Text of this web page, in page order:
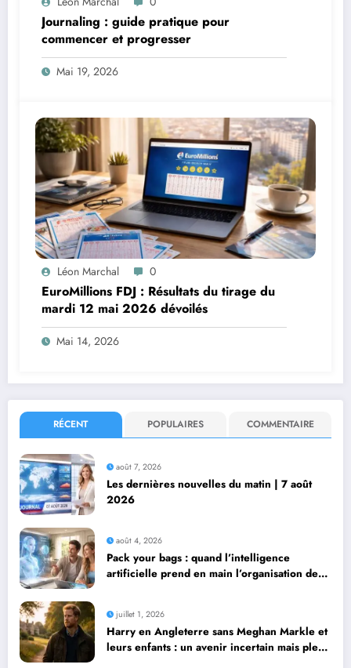
Journaling : guide pratique pour
commencer et progresser
Mai 19, 2026
Léon Marchal 0
EuroMillions FDJ : Résultats du tirage du
mardi 12 mai 2026 dévoilés
Mai 14, 2026
RÉCENT POPULAIRES COMMENTAIRE
août 7, 2026
Les dernières nouvelles du matin | 7 août
2026
août 4, 2026
Pack your bags : quand l’intelligence
artificielle prend en main l’organisation de
juillet 1, 2026
Harry en Angleterre sans Meghan Markle et
leurs enfants : un avenir incertain mais plein